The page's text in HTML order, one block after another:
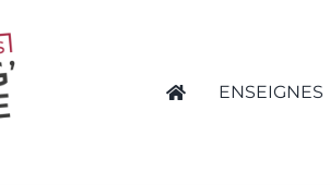
ENSEIGNES